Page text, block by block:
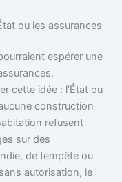
ou les assurances
espérer une
cette idée : l’État ou
construction
refusent
sur des
de tempête ou
autorisation, le